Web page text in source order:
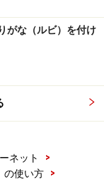
がな（ルビ）を付け
ネット
>
の使い方
>